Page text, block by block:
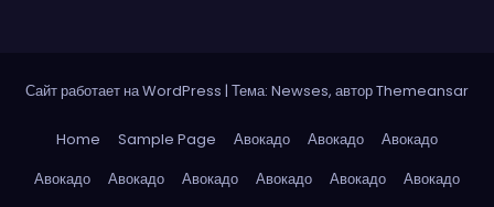
Сайт работает на WordPress | Тема: Newses, авторThemeansar
Home Sample Page Авокадо Авокадо
Авокадо
Авокадо
Авокадо Авокадо Авокадо Авокадо
Авокадо